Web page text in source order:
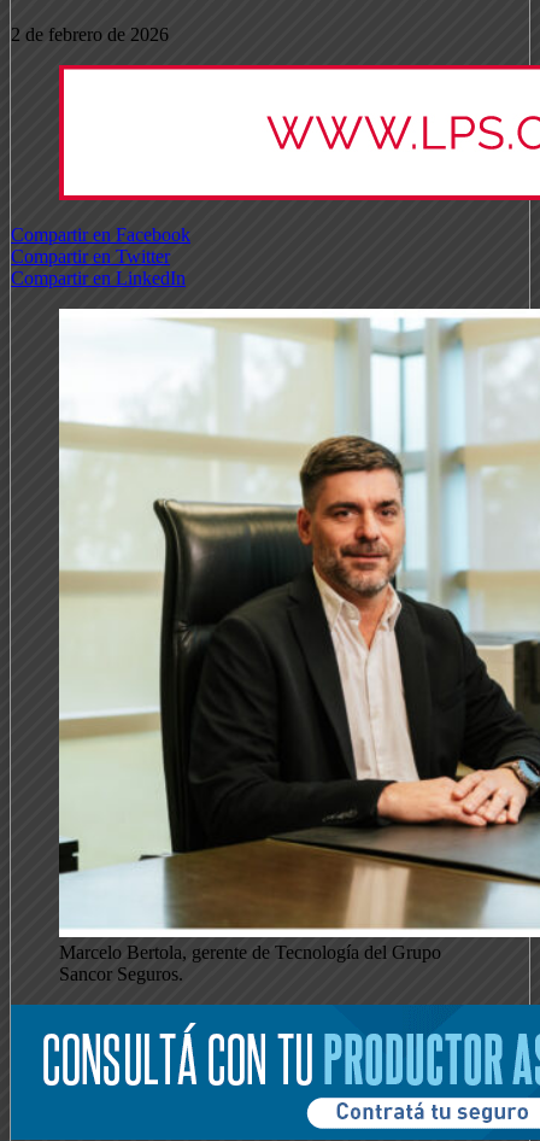
2 de febrero de 2026
Compartir en Facebook
Compartir en Twitter
Compartir en LinkedIn
Marcelo Bertola, gerente de Tecnología del Grupo
Sancor Seguros.